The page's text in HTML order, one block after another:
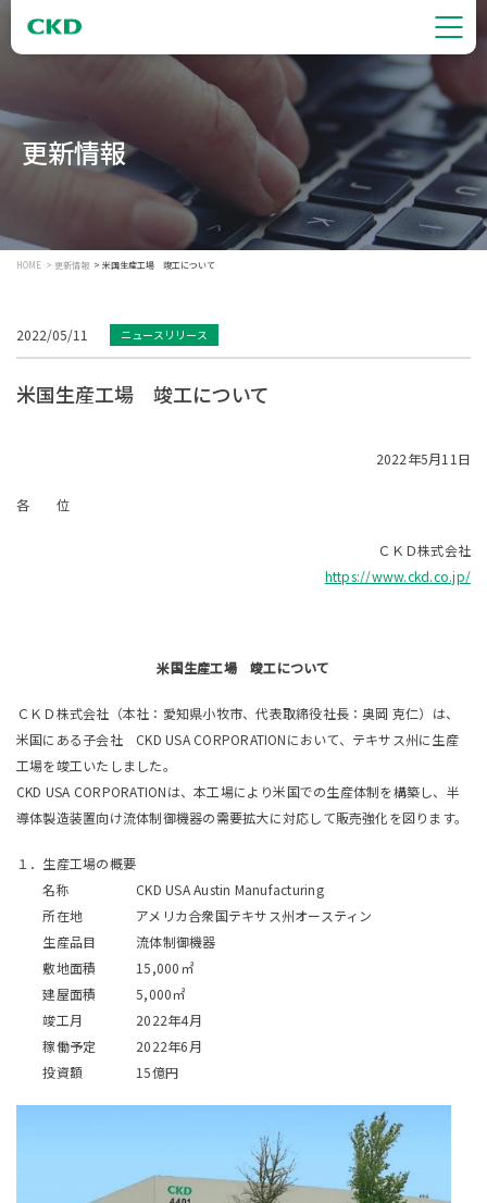
更新情報
HOME 更新情報 米国生産工場 竣工について
2022/05/11 ニュースリリース
米国生産工場 竣工について
2022年5月11日
各 位
ＣＫＤ株式会社
https://www.ckd.co.jp/
米国生産工場 竣工について
ＣＫＤ株式会社（本社：愛知県小牧市、代表取締役社長：奥岡 克仁）は、
米国にある子会社 CKD USA CORPORATIONにおいて、テキサス州に生産
工場を竣工いたしました。
CKD USA CORPORATIONは、本工場により米国での生産体制を構築し、半
導体製造装置向け流体制御機器の需要拡大に対応して販売強化を図ります。
１．生産工場の概要
名称 CKD USA Austin Manufacturing
所在地 アメリカ合衆国テキサス州オースティン
生産品目 流体制御機器
敷地面積 15,000㎡
建屋面積 5,000㎡
竣工月 2022年4月
稼働予定 2022年6月
投資額 15億円